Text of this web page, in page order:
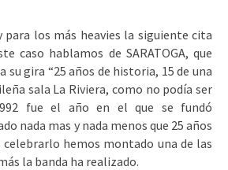
para los más heavies la siguiente cita
caso hablamos de SARATOGA, que
gira “25 años de historia, 15 de una
sala La Riviera, como no podía ser
fue el año en el que se fundó
nada mas y nada menos que 25 años
hemos montado una de las
la banda ha realizado.